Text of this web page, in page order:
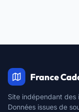
France
Site indépendant des
Données issues de